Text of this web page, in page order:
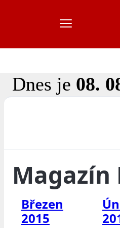
Dnes je 08.
Magazín
Březen
2015